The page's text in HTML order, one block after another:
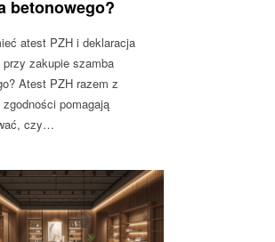
betonowego?
atest PZH i deklaracja
zakupie szamba
Atest PZH razem z
pomagają
czy…